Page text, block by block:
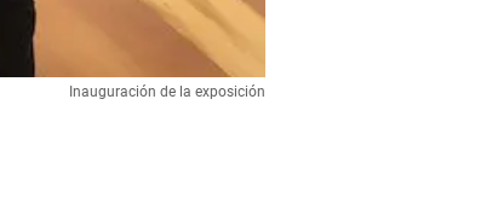
Inauguración de la exposición